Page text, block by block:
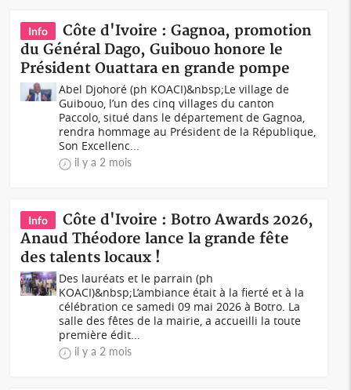
Info
Côte d'Ivoire : Gagnoa, promotion
du Général Dago, Guibouo honore le
Président Ouattara en grande pompe
Abel Djohoré (ph KOACI)&nbsp;Le village de
Guibouo, l’un des cinq villages du canton
Paccolo, situé dans le département de Gagnoa,
rendra hommage au Président de la République,
Son Excellenc...
il y a 2 mois
Info
Côte d'Ivoire : Botro Awards 2026,
Anaud Théodore lance la grande fête
des talents locaux !
Des lauréats et le parrain (ph
KOACI)&nbsp;L’ambiance était à la fierté et à la
célébration ce samedi 09 mai 2026 à Botro. La
salle des fêtes de la mairie, a accueilli la toute
première édit...
il y a 2 mois